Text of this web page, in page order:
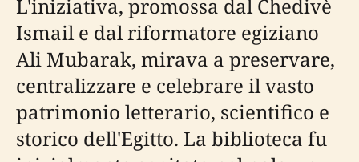
L'iniziativa, promossa dal Chedivè
Ismail e dal riformatore egiziano
Ali Mubarak, mirava a preservare,
centralizzare e celebrare il vasto
patrimonio letterario, scientifico e
storico dell'Egitto. La biblioteca fu